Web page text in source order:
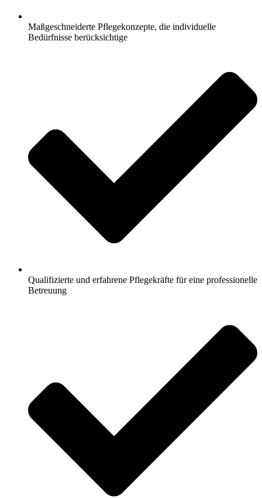
Maßgeschneiderte Pflegekonzepte, die individuelle
Bedürfnisse berücksichtige
Qualifizierte und erfahrene Pflegekräfte für eine professionelle
Betreuung